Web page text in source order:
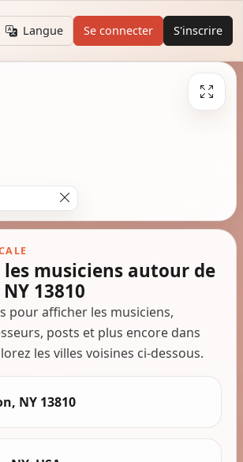
Langue Se connecter S'inscrire
musiciens autour de
13810
pour afficher les musiciens,
posts et plus encore dans
les villes voisines ci-dessous.
NY 13810